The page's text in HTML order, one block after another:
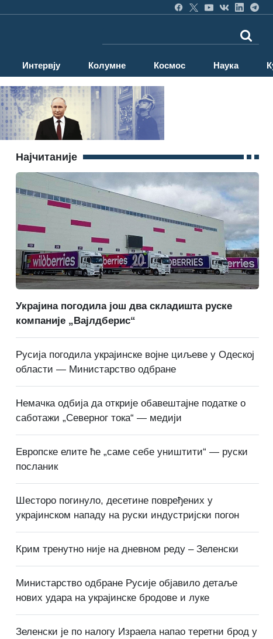
Интервју Колумне Космос Наука
Најчитаније
Украјина погодила још два складишта руске
компаније „Вајлдберис“
Русија погодила украјинске војне циљеве у Одеској
области — Министарство одбране
Немачка одбија да открије обавештајне податке о
саботажи „Северног тока“ — медији
Европске елите ће „саме себе уништити“ — руски
посланик
Шесторо погинуло, десетине повређених у
украјинском нападу на руски индустријски погон
Крим тренутно није на дневном реду – Зеленски
Министарство одбране Русије објавило детаље
нових удара на украјинске бродове и луке
Зеленски је по налогу Израела напао теретни брод у